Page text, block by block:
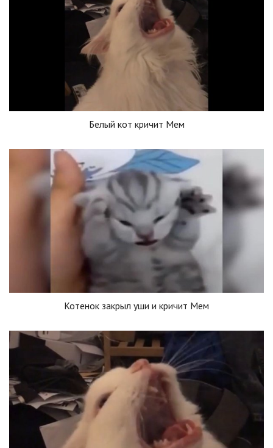
Белый кот кричит Мем
Котенок закрыл уши и кричит Мем